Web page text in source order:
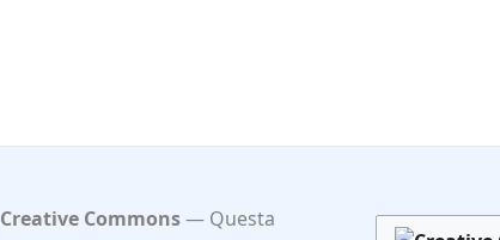
Creative Commons
Questa